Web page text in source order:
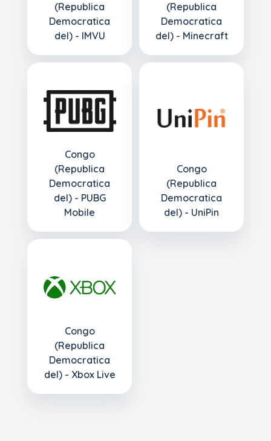
(Republica
Democratica
del) - IMVU
(Republica
Democratica
del) - Minecraft
Congo
(Republica
Democratica
del) - PUBG
Mobile
Congo
(Republica
Democratica
del) - UniPin
Congo
(Republica
Democratica
del) - Xbox Live